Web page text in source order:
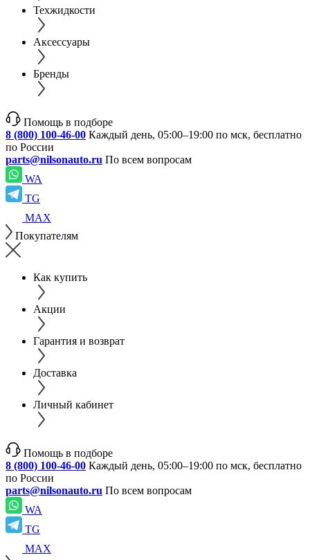
Техжидкости
Аксессуары
Бренды
Помощь в подборе
8 (800) 100-46-00 Каждый день, 05:00–19:00 по мск, бесплатно
по России
parts@nilsonauto.ru По всем вопросам
WA
TG
MAX
Покупателям
Как купить
Акции
Гарантия и возврат
Доставка
Личный кабинет
Помощь в подборе
8 (800) 100-46-00 Каждый день, 05:00–19:00 по мск, бесплатно
по России
parts@nilsonauto.ru По всем вопросам
WA
TG
MAX